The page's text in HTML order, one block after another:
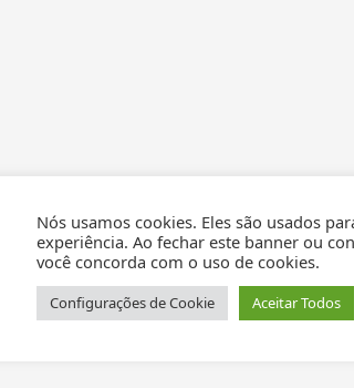
Nós usamos cookies. Eles são usados
experiência. Ao fechar este banner ou
você concorda com o uso de cookies.
Configurações de Cookie Aceitar Todos